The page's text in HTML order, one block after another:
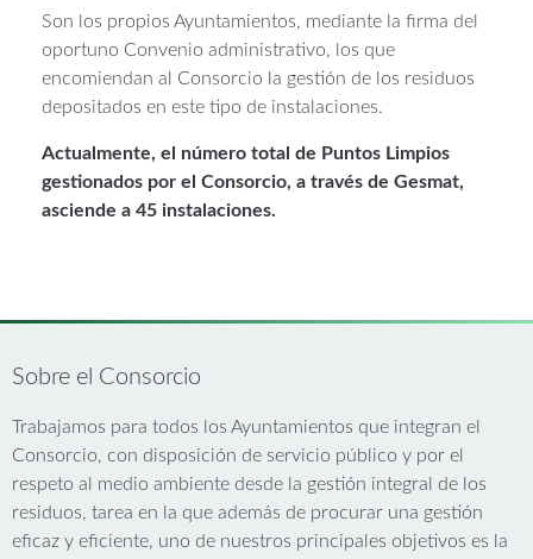
Son los propios Ayuntamientos, mediante la firma del
oportuno Convenio administrativo, los que
encomiendan al Consorcio la gestión de los residuos
depositados en este tipo de instalaciones.
Actualmente, el número total de Puntos Limpios
gestionados por el Consorcio, a través de Gesmat,
asciende a 45 instalaciones.
Sobre el Consorcio
Trabajamos para todos los Ayuntamientos que integran el
Consorcio, con disposición de servicio público y por el
respeto al medio ambiente desde la gestión integral de los
residuos, tarea en la que además de procurar una gestión
eficaz y eficiente, uno de nuestros principales objetivos es la